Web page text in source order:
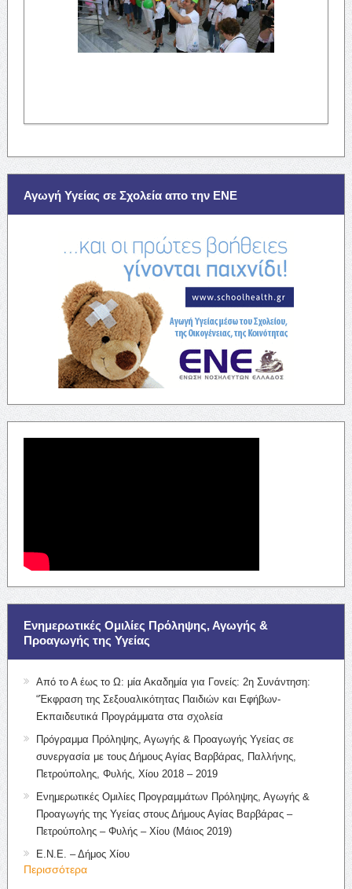
Αγωγή Υγείας σε Σχολεία απο την ΕΝΕ
Ενημερωτικές Ομιλίες Πρόληψης, Αγωγής &
Προαγωγής της Υγείας
Από το Α έως το Ω: μία Ακαδημία για Γονείς: 2η Συνάντηση:
“Έκφραση της Σεξουαλικότητας Παιδιών και Εφήβων-
Εκπαιδευτικά Προγράμματα στα σχολεία
Πρόγραμμα Πρόληψης, Αγωγής & Προαγωγής Υγείας σε
συνεργασία με τους Δήμους Αγίας Βαρβάρας, Παλλήνης,
Πετρούπολης, Φυλής, Χίου 2018 – 2019
Ενημερωτικές Ομιλίες Προγραμμάτων Πρόληψης, Αγωγής &
Προαγωγής της Υγείας στους Δήμους Αγίας Βαρβάρας –
Πετρούπολης – Φυλής – Χίου (Μάιος 2019)
Ε.Ν.Ε. – Δήμος Χίου
Περισσότερα